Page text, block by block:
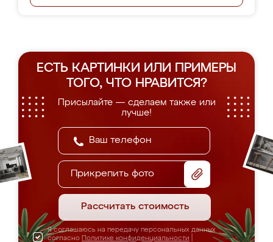
ЕСТЬ КАРТИНКИ ИЛИ ПРИМЕРЫ
ТОГО, ЧТО НРАВИТСЯ?
Присылайте — сделаем также или
лучше!
Прикрепить фото
Рассчитать стоимость
Я соглашаюсь на передачу персональных данных
согласно Политике конфиденциальности